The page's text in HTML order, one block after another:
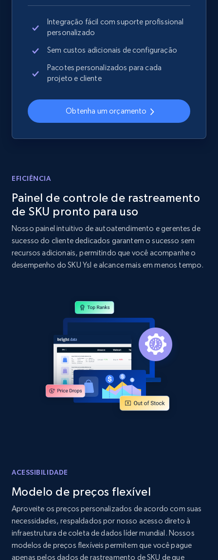
2.1K+ 375+ Comece agora
Amazon products global dataset -
Collecting products by keyword search
price, Currency, Availability, Reviews count, and
more.
2.1K+ 375+ Comece agora
products by best sellers category URL
Title, Seller name, Brand, Description, Initial
price, Currency, Availability, Reviews count, and
more.
2.1K+ 375+ Comece agora
Amazon products global dataset - Collect
Amazon products by seller URL
Title, Seller name, Brand, Description, Initial
price, Currency, Availability, Reviews count, and
2.1K+ 375+ Comece agora
price, Currency, Availability, Reviews count, and
2.1K+ 375+ Comece agora
Home Depot US
Integração fácil com suporte profissional
personalizado
Sem custos adicionais de configuração
Pacotes personalizados para cada
projeto e cliente
Obtenha um orçamento
EFICIÊNCIA
Painel de controle de rastreamento
de SKU pronto para uso
Nosso painel intuitivo de autoatendimento e gerentes de
sucesso do cliente dedicados garantem o sucesso sem
recursos adicionais, permitindo que você acompanhe o
desempenho do SKU Ysl e alcance mais em menos tempo.
ACESSIBILIDADE
Modelo de preços flexível
Aproveite os preços personalizados de acordo com suas
necessidades, respaldados por nosso acesso direto à
infraestrutura de coleta de dados líder mundial. Nossos
modelos de preços flexíveis permitem que você pague
apenas pelos dados de rastreamento de SKU de que